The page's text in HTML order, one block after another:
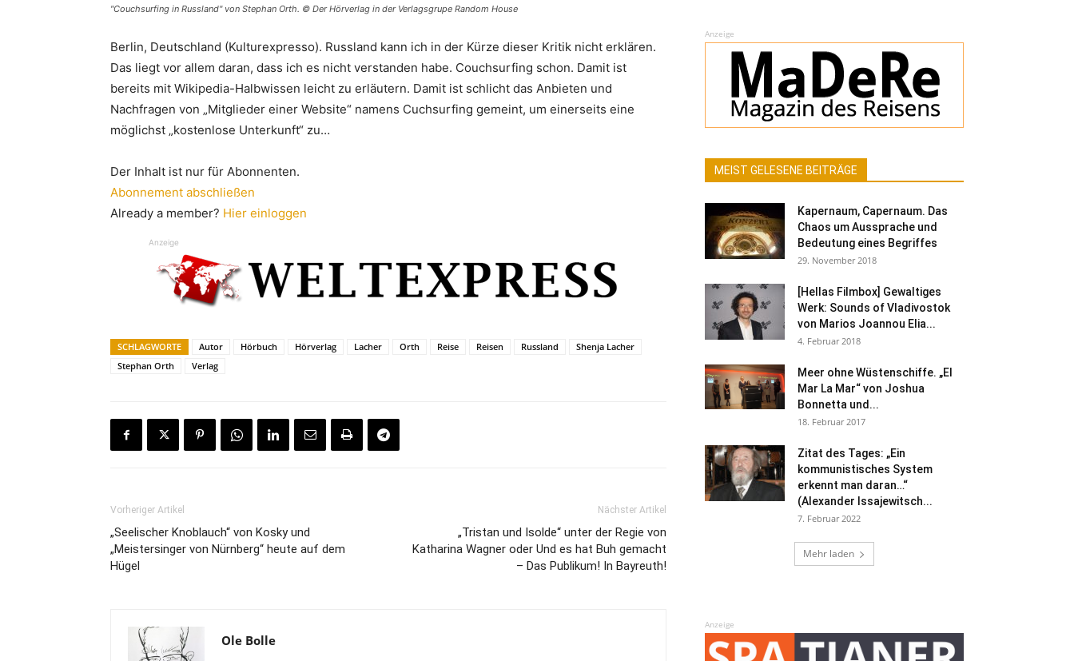
"Couchsurfing in Russland" von Stephan Orth. © Der Hörverlag in der Verlagsgrupe Random House
Berlin, Deutschland (Kulturexpresso). Russland kann ich in der Kürze dieser Kritik nicht erklären.
Das liegt vor allem daran, dass ich es nicht verstanden habe. Couchsurfing schon. Damit ist
bereits mit Wikipedia-Halbwissen leicht zu erläutern. Damit ist schlicht das Anbieten und
Nachfragen von „Mitglieder einer Website“ namens Cuchsurfing gemeint, um einerseits eine
möglichst „kostenlose Unterkunft“ zu…
Der Inhalt ist nur für Abonnenten.
Abonnement abschließen
Already a member? Hier einloggen
Anzeige
SCHLAGWORTE Autor Hörbuch Hörverlag Lacher Orth Reise Reisen Russland
Shenja Lacher
Stephan Orth
Verlag
Vorheriger Artikel
„Seelischer Knoblauch“ von Kosky und
„Meistersinger von Nürnberg“ heute auf dem
Hügel
Nächster Artikel
„Tristan und Isolde“ unter der Regie von
Katharina Wagner oder Und es hat Buh gemacht
– Das Publikum! In Bayreuth!
Ole Bolle
Anzeige
MEIST GELESENE BEITRÄGE
Kapernaum, Capernaum. Das
Chaos um Aussprache und
Bedeutung eines Begriffes
29. November 2018
[Hellas Filmbox] Gewaltiges
Werk: Sounds of Vladivostok
von Marios Joannou Elia...
4. Februar 2018
Meer ohne Wüstenschiffe. „El
Mar La Mar“ von Joshua
Bonnetta und...
18. Februar 2017
Zitat des Tages: „Ein
kommunistisches System
erkennt man daran…“
(Alexander Issajewitsch...
7. Februar 2022
Mehr laden
Anzeige